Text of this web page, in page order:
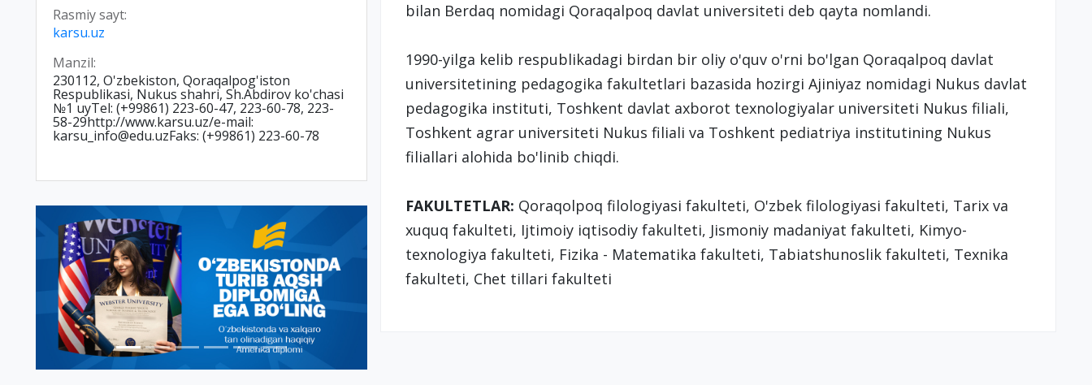
Rasmiy sayt:
karsu.uz
Manzil:
230112, O'zbekiston, Qoraqalpog'iston
Respublikasi, Nukus shahri, Sh.Abdirov ko'chasi
№1 uyTel: (+99861) 223-60-47, 223-60-78, 223-
58-29http://www.karsu.uz/e-mail:
karsu_info@edu.uzFaks: (+99861) 223-60-78
bilan Berdaq nomidagi Qoraqalpoq davlat universiteti deb qayta nomlandi.
1990-yilga kelib respublikadagi birdan bir oliy o'quv o'rni bo'lgan Qoraqalpoq davlat
universitetining pedagogika fakultetlari bazasida hozirgi Ajiniyaz nomidagi Nukus davlat
pedagogika instituti, Toshkent davlat axborot texnologiyalar universiteti Nukus filiali,
Toshkent agrar universiteti Nukus filiali va Toshkent pediatriya institutining Nukus
filiallari alohida bo'linib chiqdi.
FAKULTETLAR: Qoraqolpoq filologiyasi fakulteti, O'zbek filologiyasi fakulteti, Tarix va
xuquq fakulteti, Ijtimoiy iqtisodiy fakulteti, Jismoniy madaniyat fakulteti, Kimyo-
texnologiya fakulteti, Fizika - Matematika fakulteti, Tabiatshunoslik fakulteti, Texnika
fakulteti, Chet tillari fakulteti